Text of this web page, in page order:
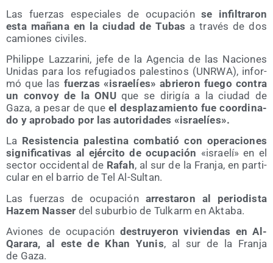
Las fuer­zas espe­cia­les de ocu­pa­ciónse infil­tra­ron
esta maña­na en la ciu­dad de Tubas a tra­vés de dos
camio­nes civiles.
Phi­lip­pe Laz­za­ri­ni, jefe de la Agen­cia de las Nacio­nes
Uni­das para los refu­gia­dos pales­ti­nos (UNRWA), infor­
mó que las fuer­zas «israe­líes» abrie­ron fue­go con­tra
un con­voy de la ONUque se diri­gía a la ciu­dad de
Gaza, a pesar de que el des­pla­za­mien­to fue coor­di­na­
do y apro­ba­do por las auto­ri­da­des «israe­líes».
La Resis­ten­cia pales­ti­na com­ba­tió con ope­ra­cio­nes
sig­ni­fi­ca­ti­vas al ejér­ci­to de ocu­pa­ción «israe­lí» en el
sec­tor occi­den­tal de Rafah, al sur de la Fran­ja, en par­ti­
cu­lar en el barrio de Tel Al-Sultan.
Las fuer­zas de ocu­pa­ción arres­ta­ron al perio­dis­ta
Hazem Nas­ser del subur­bio de Tul­karm en Aktaba.
Avio­nes de ocu­pa­ción des­tru­ye­ron vivien­das en Al-
Qara­ra, al este de Khan Yunis, al sur de la Fran­ja
de Gaza.